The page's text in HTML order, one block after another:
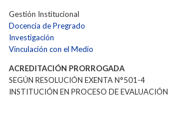
Gestión Institucional
Docencia de Pregrado
Investigación
Vinculación con el Medio
ACREDITACIÓN PRORROGADA
SEGÚN RESOLUCIÓN EXENTA N°501-4
INSTITUCIÓN EN PROCESO DE EVALUACIÓN